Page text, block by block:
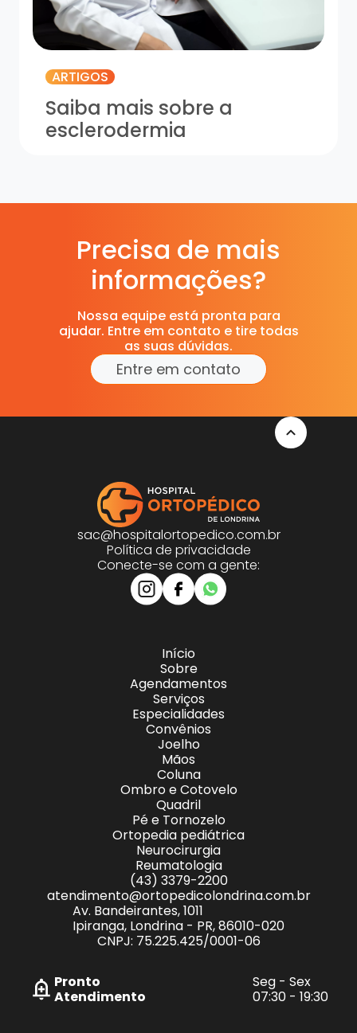
ARTIGOS
Saiba mais sobre a
esclerodermia
Precisa de mais
informações?
Nossa equipe está pronta para
ajudar. Entre em contato e tire todas
as suas dúvidas.
Entre em contato
sac@hospitalortopedico.com.br
Política de privacidade
Conecte-se com a gente:
Início
Sobre
Agendamentos
Serviços
Especialidades
Convênios
Joelho
Mãos
Coluna
Ombro e Cotovelo
Quadril
Pé e Tornozelo
Ortopedia pediátrica
Neurocirurgia
Reumatologia
(43) 3379-2200
atendimento@ortopedicolondrina.com.br
Av. Bandeirantes, 1011
Ipiranga, Londrina - PR, 86010-020
CNPJ: 75.225.425/0001-06
Pronto
Atendimento
Seg - Sex
07:30 - 19:30